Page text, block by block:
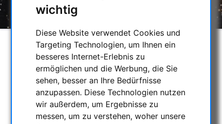
wichtig
Diese Website verwendet Cookies und
Targeting Technologien, um Ihnen ein
besseres Internet-Erlebnis zu
ermöglichen und die Werbung, die Sie
sehen, besser an Ihre Bedürfnisse
anzupassen. Diese Technologien nutzen
wir außerdem, um Ergebnisse zu
messen, um zu verstehen, woher unsere
ASTRONOMIK - CLS CCD FILTER 2''